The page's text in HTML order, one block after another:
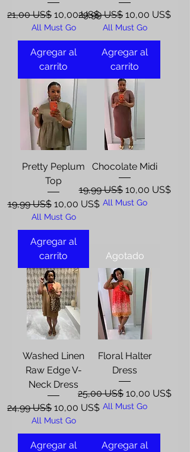
Precio
21,00 US$ Precio de oferta
10,00 US$
All Must Go
Agregar al
carrito
Precio
29,99 US$ Precio de oferta
10,00 US$
All Must Go
Agregar al
carrito
Pretty Peplum
Top
Precio
19,99 US$ Precio de oferta
10,00 US$
All Must Go
Agregar al
carrito
Chocolate Midi
Precio
19,99 US$ Precio de oferta
10,00 US$
All Must Go
Agotado
Washed Linen
Raw Edge V-
Neck Dress
Precio
24,99 US$ Precio de oferta
10,00 US$
All Must Go
Agregar al
Floral Halter
Dress
Precio
25,00 US$ Precio de oferta
10,00 US$
All Must Go
Agregar al